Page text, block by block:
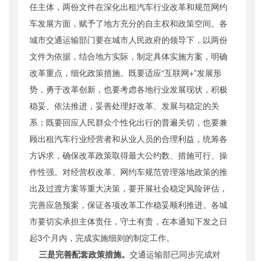
任主体，两份文件在深化出租汽车行业改革和规范网约
车发展方面，赋予了地方充分的自主权和政策空间。各
城市交通运输部门要在城市人民政府的领导下，以两份
文件为依据，结合地方实际，制定具体实施方案，明确
改革重点，细化政策措施。既要适应“互联网+”发展形
势，勇于改革创新，也要考虑各地行业发展现状，积极
稳妥、依法推进，妥善处理好改革、发展与稳定的关
系；既要回应人民群众个性化出行的普遍关切，也要兼
顾出租汽车行业经营者和从业人员的合理利益，统筹各
方诉求，确保改革政策取得最大公约数、措施可行、操
作性强。对经营权改革、网约车规范管理落地政策的推
出及过渡方案等重大决策，要开展社会稳定风险评估，
完善应急预案，保证各项改革工作稳妥顺利推进。各城
市要切实承担主体责任，守土有责，在本通知下发之日
起3个月内，完成实施细则的制定工作。
三是完善配套政策措施。 交通运输部已同步完成对